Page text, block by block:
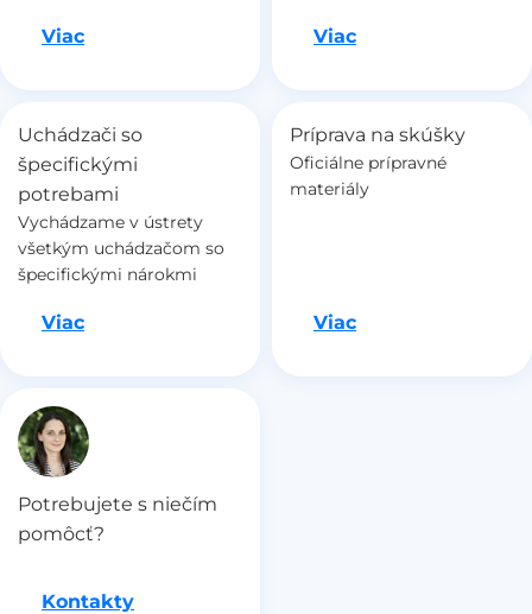
ViacIdeme na to ViacIdeme na to
Uchádzači so
špecifickými
potrebami
Vychádzame v ústrety
všetkým uchádzačom so
špecifickými nárokmi
ViacIdeme na to
Príprava na skúšky
Oficiálne prípravné
materiály
ViacIdeme na to
Potrebujete s niečím
pomôcť?
Kontakty